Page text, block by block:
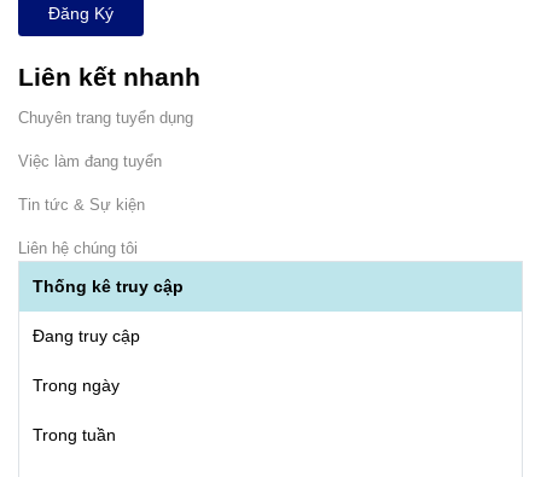
Đăng Ký
Liên kết nhanh
Chuyên trang tuyển dụng
Việc làm đang tuyển
Tin tức & Sự kiện
Liên hệ chúng tôi
Thống kê truy cập
Đang truy cập
Trong ngày
Trong tuần